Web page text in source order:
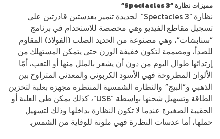
مميزات نظارة “Spectacles 3”
نظارة “Spectacles 3” الجديدة تتميز بعدستين قادرتين على
تسجيل مقاطع الفيديو وهي مخصصة للاستخدام في برنامج
“سنابشات”، وهي مصنوعة من الحديد الصلب (الفولاذ) المقاوم
للصدأ، ومصممة لتكون خفيفة الوزن حتى يتمكن المستهلك من
إرتدائها طوال اليوم من دون أن يشعر بالملل منها أو التعب، أمّا
الألوان المطروحة فهي الأسود الكربوني والمعدني المتراوح بين
الذهبي و”البيج”. والنظارة الشمسية المنتظرة مجهزة بعلبة لتخزين
الطاقة وتسهيل شحنها بواسطة “USB”، كذلك يمكن طي العلبة أو
الحقيبة الصغيرة عندما لا تكون النظارة بداخلها وذلك لتسهيل
حملها، أما عدسات النظارة فهي ملونة للوقاية من الشمس.